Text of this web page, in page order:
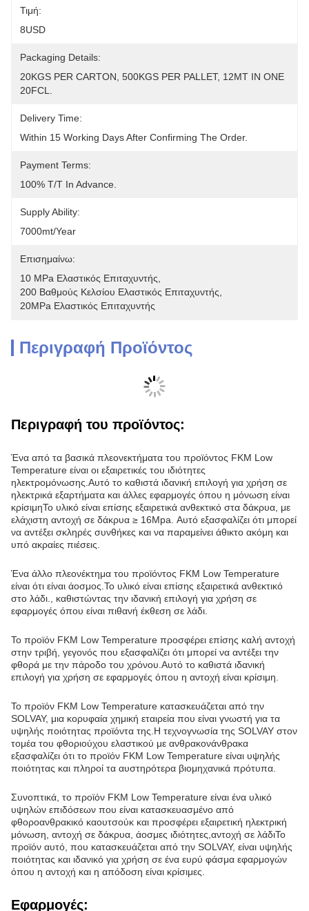
Τιμή:
8USD
Packaging Details:
20KGS PER CARTON, 500KGS PER PALLET, 12MT IN ONE
20FCL.
Delivery Time:
Within 15 Working Days After Confirming The Order.
Payment Terms:
100% T/T In Advance.
Supply Ability:
7000mt/year
Επισημαίνω:
10 MPa Ελαστικός Επιταχυντής
200 Βαθμούς Κελσίου Ελαστικός Επιταχυντής
20MPa Ελαστικός Επιταχυντής
Περιγραφή Προϊόντος
Ένα από τα βασικά πλεονεκτήματα του προϊόντος FKM Low
Temperature είναι οι εξαιρετικές του ιδιότητες
ηλεκτρομόνωσης.Αυτό το καθιστά ιδανική επιλογή για χρήση σε
ηλεκτρικά εξαρτήματα και άλλες εφαρμογές όπου η μόνωση είναι
κρίσιμηΤο υλικό είναι επίσης εξαιρετικά ανθεκτικό στα δάκρυα, με
ελάχιστη αντοχή σε δάκρυα ≥ 16Mpa. Αυτό εξασφαλίζει ότι μπορεί
να αντέξει σκληρές συνθήκες και να παραμείνει άθικτο ακόμη και
Ένα άλλο πλεονέκτημα του προϊόντος FKM Low Temperature
είναι ότι είναι άοσμος.Το υλικό είναι επίσης εξαιρετικά ανθεκτικό
στο λάδι., καθιστώντας την ιδανική επιλογή για χρήση σε
Το προϊόν FKM Low Temperature προσφέρει επίσης καλή αντοχή
στην τριβή, γεγονός που εξασφαλίζει ότι μπορεί να αντέξει την
φθορά με την πάροδο του χρόνου.Αυτό το καθιστά ιδανική
Το προϊόν FKM Low Temperature κατασκευάζεται από την
SOLVAY, μια κορυφαία χημική εταιρεία που είναι γνωστή για τα
υψηλής ποιότητας προϊόντα της.Η τεχνογνωσία της SOLVAY στον
τομέα του φθοριούχου ελαστικού με ανθρακονάνθρακα
εξασφαλίζει ότι το προϊόν FKM Low Temperature είναι υψηλής
Συνοπτικά, το προϊόν FKM Low Temperature είναι ένα υλικό
υψηλών επιδόσεων που είναι κατασκευασμένο από
φθοροανθρακικό καουτσούκ και προσφέρει εξαιρετική ηλεκτρική
μόνωση, αντοχή σε δάκρυα, άοσμες ιδιότητες,αντοχή σε λάδιΤο
προϊόν αυτό, που κατασκευάζεται από την SOLVAY, είναι υψηλής
ποιότητας και ιδανικό για χρήση σε ένα ευρύ φάσμα εφαρμογών